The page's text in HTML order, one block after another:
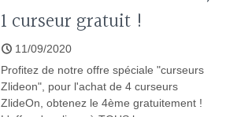
1 curseur gratuit !
11/09/2020
Profitez de notre offre spéciale "curseurs
Zlideon", pour l'achat de 4 curseurs
ZlideOn, obtenez le 4ème gratuitement !